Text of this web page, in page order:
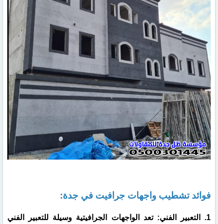
فوائد تشطيب واجهات جرافيت في جدة:
1. التعبير الفني: تعد الواجهات الجرافيتية وسيلة للتعبير الفني